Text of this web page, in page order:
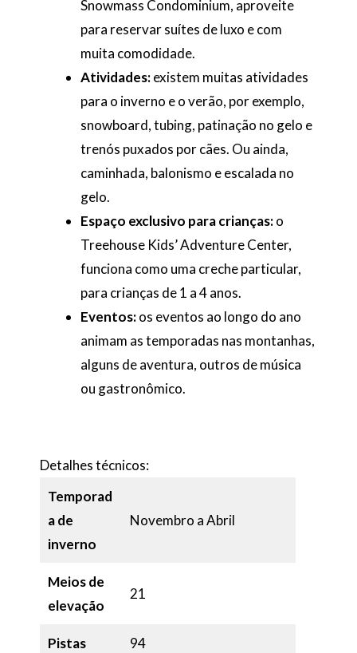
Snowmass Condominium, aproveite
para reservar suítes de luxo e com
muita comodidade.
Atividades:existem muitas atividades
para o inverno e o verão, por exemplo,
snowboard, tubing, patinação no gelo e
trenós puxados por cães. Ou ainda,
caminhada, balonismo e escalada no
gelo.
Espaço exclusivo para crianças:o
Treehouse Kids’ Adventure Center,
funciona como uma creche particular,
para crianças de 1 a 4 anos.
Eventos:os eventos ao longo do ano
animam as temporadas nas montanhas,
alguns de aventura, outros de música
ou gastronômico.
Detalhes técnicos:
Temporad
a de
inverno
Novembro a Abril
Meios de
elevação
21
Pistas 94